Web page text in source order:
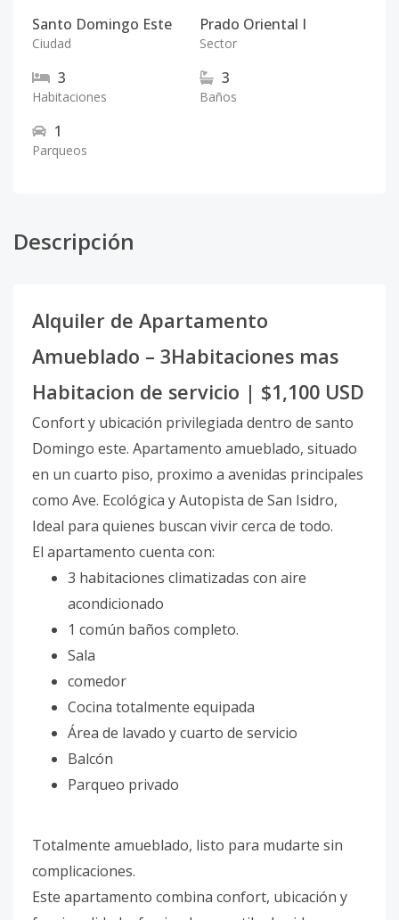
Santo Domingo Este
Ciudad
Prado Oriental I
Sector
3
Habitaciones
3
Baños
1
Parqueos
Descripción
Alquiler de Apartamento
Amueblado – 3Habitaciones mas
Habitacion de servicio | $1,100 USD
Confort y ubicación privilegiada dentro de santo
Domingo este. Apartamento amueblado, situado
en un cuarto piso, proximo a avenidas principales
como Ave. Ecológica y Autopista de San Isidro,
Ideal para quienes buscan vivir cerca de todo.
El apartamento cuenta con:
3 habitaciones climatizadas con aire
acondicionado
1 común baños completo.
Sala
comedor
Cocina totalmente equipada
Área de lavado y cuarto de servicio
Balcón
Parqueo privado
Totalmente amueblado, listo para mudarte sin
complicaciones.
Este apartamento combina confort, ubicación y